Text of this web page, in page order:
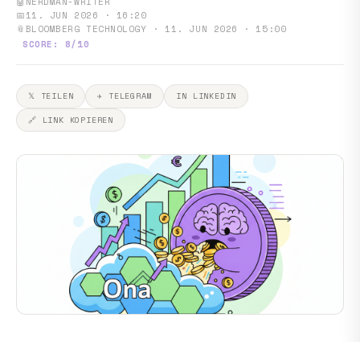
📅11. JUN 2026 · 16:20
📎BLOOMBERG TECHNOLOGY · 11. JUN 2026 · 15:00
SCORE: 8/10
𝕏 TEILEN ✈ TELEGRAM
IN LINKEDIN
🔗 LINK KOPIEREN